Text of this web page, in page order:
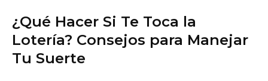
¿Qué Hacer Si Te Toca la
Lotería? Consejos para Manejar
Tu Suerte